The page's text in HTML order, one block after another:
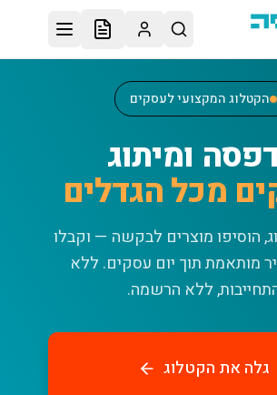
הקטלוג המקצועי לעסקים
ומיתוג
מכל הגדלים
הוסיפו מוצרים לבקשה — וקבלו
מותאמת תוך יום עסקים. ללא
ללא הרשמה.
גלה את הקטלוג